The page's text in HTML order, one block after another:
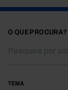
O QUE PROCURA?
TEMA